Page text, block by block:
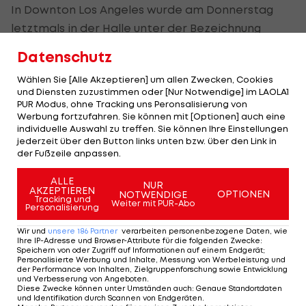
In Downton Los Angeles wurde am Donnerstag
letztmals in der Halle unter der Bezeichnung
neue Name crypto.com Arena. 700 Millionen
Dollar (618,92 Mio. Euro) für die kommenden zwei
Jahrzehnte wurden dafür auf den Tisch gelegt.
Durchwegs siegreich geblieben ist das Spitzentrio
der Liga. Leader Phoenix Suns bezwingt Oklahoma
City Thunder mit 113:101. Devin Booker erzielt 30
Punkte.
Stephen Curry wirft Verfolger Golden State
Warriors mit 46 Zählern zu einem 113:104 gegen die
Memphis Grizzlies. Der Guard verwertet u.a. acht
von 14 Distanzwürfen. Utah Jazz setzt sich gegen
die Minnesota Timberwolves mit 128:116 durch.
Datenschutz
Wählen Sie [Alle Akzeptieren] um allen Zwecken, Cookies
und Diensten zuzustimmen oder [Nur Notwendige] im LAOLA1
PUR Modus, ohne Tracking uns Peronsalisierung von
Werbung fortzufahren. Sie können mit [Optionen] auch eine
individuelle Auswahl zu treffen. Sie können Ihre Einstellungen
jederzeit über den Button links unten bzw. über den Link in
der Fußzeile anpassen.
ALLE
AKZEPTIEREN
Tracking und
Personalisierung
NUR
NOTWENDIGE
Weiter mit PUR-Abo
OPTIONEN
Wir und unsere 186 Partner verarbeiten personenbezogene Daten, wie
Ihre IP-Adresse und Browser-Attribute für die folgenden Zwecke:
Speichern von oder Zugriff auf Informationen auf einem Endgerät;
Personalisierte Werbung und Inhalte, Messung von Werbeleistung und
der Performance von Inhalten, Zielgruppenforschung sowie Entwicklung
und Verbesserung von Angeboten.
Diese Zwecke können unter Umständen auch: Genaue Standortdaten
und Identifikation durch Scannen von Endgeräten.